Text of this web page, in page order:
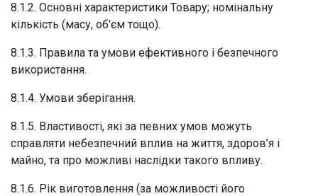
8.1.2. Основні характеристики Товару; номінальну
кількість (масу, об’єм тощо).
8.1.3. Правила та умови ефективного і безпечного
використання.
8.1.4. Умови зберігання.
8.1.5. Властивості, які за певних умов можуть
справляти небезпечний вплив на життя, здоров’я і
майно, та про можливі наслідки такого впливу.
8.1.6. Рік виготовлення (за можливості його